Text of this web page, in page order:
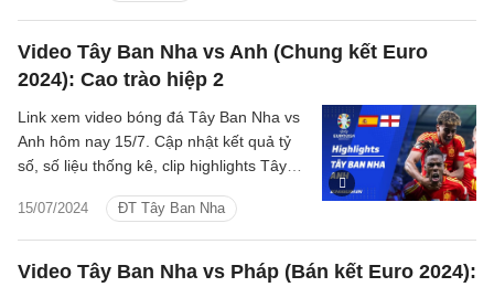
Video Tây Ban Nha vs Anh (Chung kết Euro
2024): Cao trào hiệp 2
15/07/2024 ĐT Tây Ban Nha
Link xem video bóng đá Tây Ban Nha vs
Anh hôm nay 15/7. Cập nhật kết quả tỷ
số, số liệu thống kê, clip highlights Tây
Video Tây Ban Nha vs Pháp (Bán kết Euro 2024):